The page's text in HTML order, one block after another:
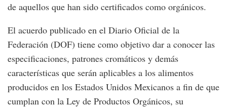
de aquellos que han sido certificados como orgánicos.
El acuerdo publicado en el Diario Oficial de la
Federación (DOF) tiene como objetivo dar a conocer las
especificaciones, patrones cromáticos y demás
características que serán aplicables a los alimentos
producidos en los Estados Unidos Mexicanos a fin de que
cumplan con la Ley de Productos Orgánicos, su